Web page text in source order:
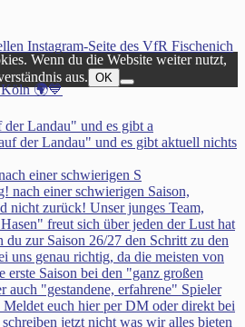
Instagram-Seite des VfR Fischenich
Köln 🌍💙
Landau" und es gibt a
einer schwierigen S
Wenn du die Website weiter nutzt,
aus. OK